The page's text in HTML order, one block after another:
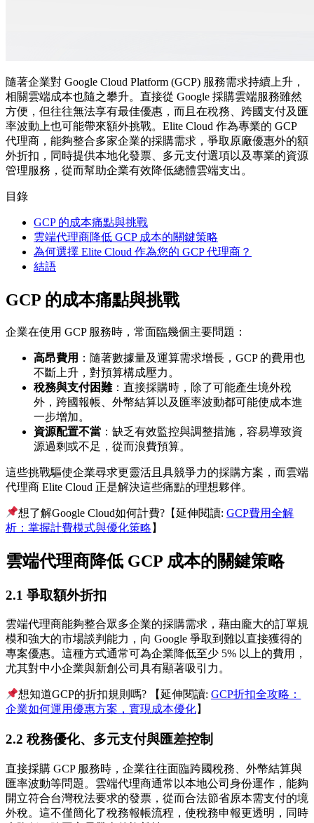
隨著企業對 Google Cloud Platform (GCP) 服務需求持續上升，
相關雲端成本也隨之攀升。直接從 Google 採購雲端服務雖然
方便，但往往無法享有最佳優惠，而且在稅務、跨國支付及匯
率波動上也可能帶來額外挑戰。Elite Cloud 作為專業的 GCP
代理商，能夠整合多家企業的採購需求，爭取原廠優惠外的額
外折扣，同時提供本地化發票、多元支付選項以及專業的資源
管理服務，從而幫助企業有效降低總體雲端支出。
目錄
GCP 的成本痛點與挑戰
雲端代理商降低 GCP 成本的關鍵策略
為何選擇 Elite Cloud 作為您的 GCP 代理商？
結語
GCP 的成本痛點與挑戰
企業在使用 GCP 服務時，常面臨幾個主要問題：
高昂費用 ：隨著數據量及運算需求增長，GCP 的費用也
不斷上升，對預算構成壓力。
稅務與支付困難：直接採購時，除了可能產生境外稅
外，跨國報帳、外幣結算以及匯率波動都可能使成本進
一步增加。
資源配置不當 ：缺乏有效監控與調整措施，容易導致資
源過剩或不足，從而浪費預算。
這些挑戰驅使企業尋求更靈活且具競爭力的採購方案，而雲端
代理商 Elite Cloud 正是解決這些痛點的理想夥伴。
想了解Google Cloud如何計費?【延伸閱讀:GCP費用全解
析：掌握計費模式與優化策略 】
雲端代理商降低 GCP 成本的關鍵策略
2.1 爭取額外折扣
雲端代理商能夠整合眾多企業的採購需求，藉由龐大的訂單規
模和強大的市場談判能力，向 Google 爭取到難以直接獲得的
專案優惠。這種方式通常可為企業降低至少 5% 以上的費用，
尤其對中小企業與新創公司具有顯著吸引力。
想知道GCP的折扣規則嗎? 【延伸閱讀:GCP折扣全攻略：
企業如何運用優惠方案，實現成本優化】
2.2 稅務優化、多元支付與匯差控制
直接採購 GCP 服務時，企業往往面臨跨國稅務、外幣結算與
匯率波動等問題。雲端代理商通常以本地公司身份運作，能夠
開立符合台灣稅法要求的發票，從而合法節省原本需支付的境
外稅。這不僅簡化了稅務報帳流程，使稅務申報更透明，同時